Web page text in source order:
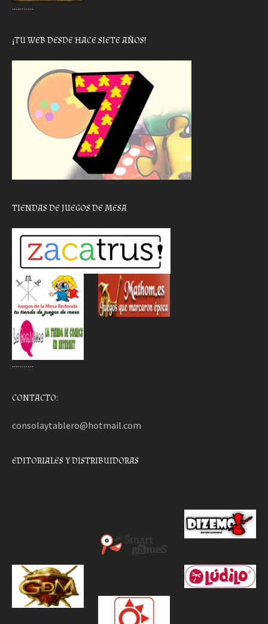
………..
¡TU WEB DESDE HACE SIETE AÑOS!
TIENDAS DE JUEGOS DE MESA
………..
CONTACTO:
consolaytablero@hotmail.com
EDITORIALES Y DISTRIBUIDORAS